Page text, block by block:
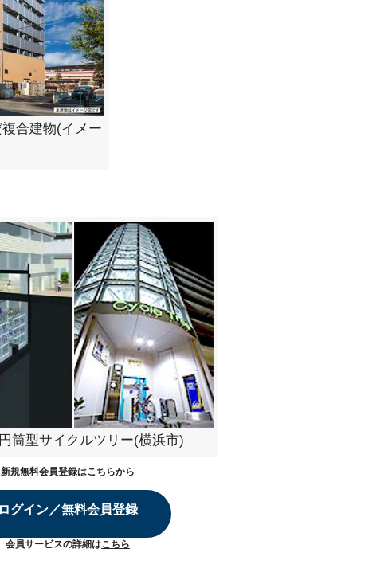
合建物(イメー
筒型サイクルツリー(横浜市)
新規無料会員登録はこちらから
ログイン／無料会員登録
会員サービスの詳細はこちら